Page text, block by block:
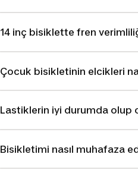
14 inç bisiklette fren
Çocuk bisikletinin elcikleri
Lastiklerin iyi durumda olup
Bisikletimi nasıl muhafaza